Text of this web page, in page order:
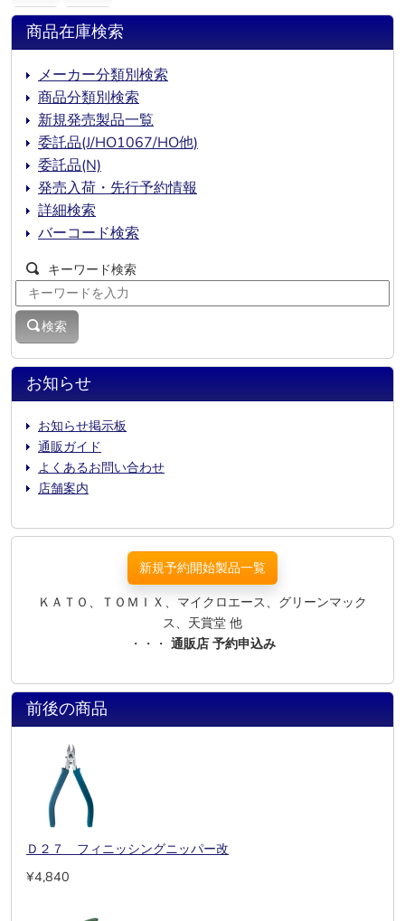
お知らせ
お知らせ掲示板
通販ガイド
よくあるお問い合わせ
店舗案内
商品在庫検索
メーカー分類別検索
商品分類別検索
新規発売製品一覧
委託品(J/HO1067/HO他)
委託品(N)
発売入荷・先行予約情報
詳細検索
バーコード検索
キーワード検索
検索
新規予約開始製品一覧
ＫＡＴＯ、ＴＯＭＩＸ、マイクロエース、グリーンマック
ス、天賞堂 他
・・・ 通販店 予約申込み
前後の商品
Ｄ２７ フィニッシングニッパー改
¥4,840